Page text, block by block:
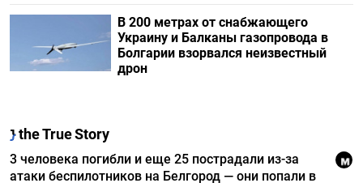
В 200 метрах от снабжающего
Украину и Балканы газопровода в
Болгарии взорвался неизвестный
дрон